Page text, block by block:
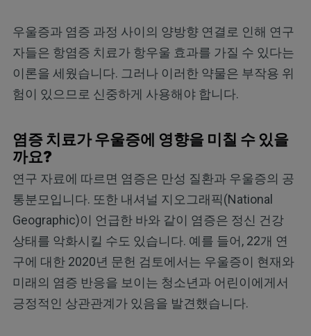
우울증과 염증 과정 사이의 양방향 연결로 인해 연구
자들은 항염증 치료가 항우울 효과를 가질 수 있다는
이론을 세웠습니다. 그러나 이러한 약물은 부작용 위
험이 있으므로 신중하게 사용해야 합니다.
염증 치료가 우울증에 영향을 미칠 수 있을
까요?
연구 자료에 따르면 염증은 만성 질환과 우울증의 공
통분모입니다. 또한 내셔널 지오그래픽(National
Geographic)이 언급한 바와 같이 염증은 정신 건강
상태를 악화시킬 수도 있습니다. 예를 들어, 22개 연
구에 대한 2020년 문헌 검토에서는 우울증이 현재와
미래의 염증 반응을 보이는 청소년과 어린이에게서
긍정적인 상관관계가 있음을 발견했습니다.